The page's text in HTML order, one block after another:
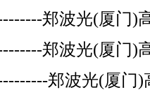
郑波光(厦门)
郑波光(厦门)
郑波光(厦门